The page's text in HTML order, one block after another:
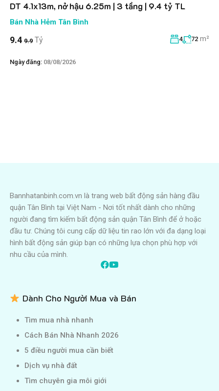
DT 4.1x13m, nở hậu 6.25m | 3 tầng | 9.4 tỷ TL
Bán Nhà Hẻm Tân Bình
9.4 9.9 Tỷ 4 72 m²
Ngày đăng: 08/08/2026
Bannhatanbinh.com.vn là trang web bất động sản hàng đầu
quận Tân Bình tại Việt Nam - Nơi tốt nhất dành cho những
người đang tìm kiếm bất động sản quận Tân Bình để ở hoặc
đầu tư. Chúng tôi cung cấp dữ liệu tin rao lớn với đa dạng loại
hình bất động sản giúp bạn có những lựa chọn phù hợp với
nhu cầu của mình.
Dành Cho Người Mua và Bán
Tìm mua nhà nhanh
Cách Bán Nhà Nhanh 2026
5 điều người mua cần biết
Dịch vụ nhà đất
Tìm chuyên gia môi giới